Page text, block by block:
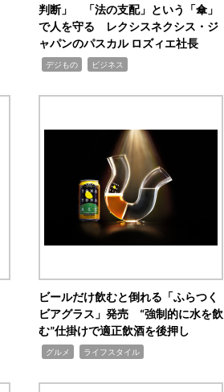
判断」 「法の支配」という「傘」
で人を守る レクシスネクシス・ジ
ャパンのパスカル ロズィエ社長
デジもの ビジネス
ビールだけ飲むと倒れる「ふらつく
ビアグラス」発売 “強制的に水を飲
む”仕掛けで適正飲酒を後押し
グルメ ライフスタイル